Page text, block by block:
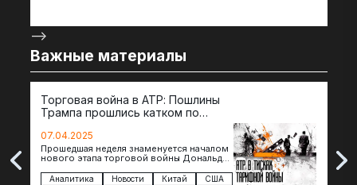
-->
Важные материалы
Торговая война в АТР: Пошлины
Трампа прошлись катком по
07.04.2025
Прошедшая неделя знаменуется началом
нового этапа торговой войны Дональда
импорта из более 100 стран…
Аналитика Новости Китай США
The